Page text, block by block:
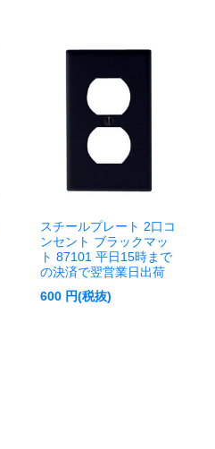
スチールプレート 2口コ
ンセント ブラックマッ
ト 87101 平日15時まで
の決済で翌営業日出荷
600 円(税抜)